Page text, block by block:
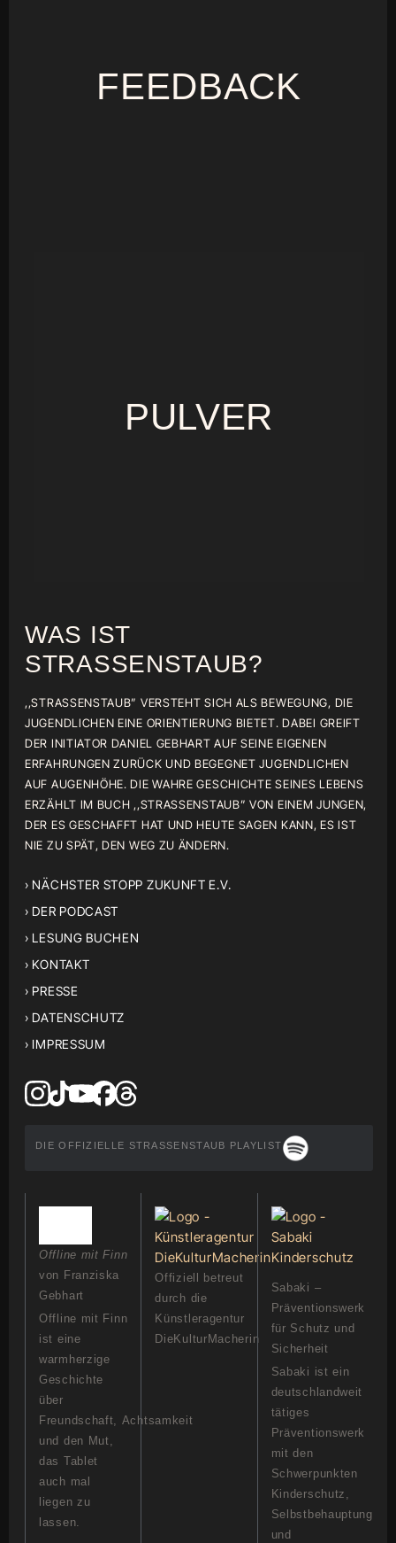
FEEDBACK
PULVER
WAS IST
STRASSENSTAUB?
,,STRASSENSTAUB” VERSTEHT SICH ALS BEWEGUNG, DIE
JUGENDLICHEN EINE ORIENTIERUNG BIETET. DABEI GREIFT
DER INITIATOR DANIEL GEBHART AUF SEINE EIGENEN
ERFAHRUNGEN ZURÜCK UND BEGEGNET JUGENDLICHEN
AUF AUGENHÖHE. DIE WAHRE GESCHICHTE SEINES LEBENS
ERZÄHLT IM BUCH ,,STRASSENSTAUB” VON EINEM JUNGEN,
DER ES GESCHAFFT HAT UND HEUTE SAGEN KANN, ES IST
NIE ZU SPÄT, DEN WEG ZU ÄNDERN.
› NÄCHSTER STOPP ZUKUNFT E.V.
› DER PODCAST
› LESUNG BUCHEN
› KONTAKT
› PRESSE
› DATENSCHUTZ
› IMPRESSUM
DIE OFFIZIELLE STRASSENSTAUB PLAYLIST
Offline mit Finn
von Franziska
Gebhart
Offline mit Finn
ist eine
warmherzige
Geschichte
über
Freundschaft, Achtsamkeit
und den Mut,
das Tablet
auch mal
liegen zu
lassen.
Offiziell betreut
durch die
Künstleragentur
DieKulturMacherin
Sabaki –
Präventionswerk
für Schutz und
Sicherheit
Sabaki ist ein
deutschlandweit
tätiges
Präventionswerk
mit den
Schwerpunkten
Kinderschutz,
Selbstbehauptung
und